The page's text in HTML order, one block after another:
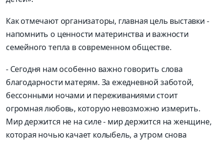
Как отмечают организаторы, главная цель выставки -
напомнить о ценности материнства и важности
семейного тепла в современном обществе.
- Сегодня нам особенно важно говорить слова
благодарности матерям. За ежедневной заботой,
бессонными ночами и переживаниями стоит
огромная любовь, которую невозможно измерить.
Мир держится не на силе - мир держится на женщине,
которая ночью качает колыбель, а утром снова